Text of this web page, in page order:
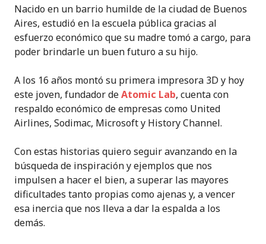
Nacido en un barrio humilde de la ciudad de Buenos
Aires, estudió en la escuela pública gracias al
esfuerzo económico que su madre tomó a cargo, para
poder brindarle un buen futuro a su hijo.
A los 16 años montó su primera impresora 3D y hoy
este joven, fundador deAtomic Lab, cuenta con
respaldo económico de empresas como United
Airlines, Sodimac, Microsoft y History Channel.
Con estas historias quiero seguir avanzando en la
búsqueda de inspiración y ejemplos que nos
impulsen a hacer el bien, a superar las mayores
dificultades tanto propias como ajenas y, a vencer
esa inercia que nos lleva a dar la espalda a los
demás.